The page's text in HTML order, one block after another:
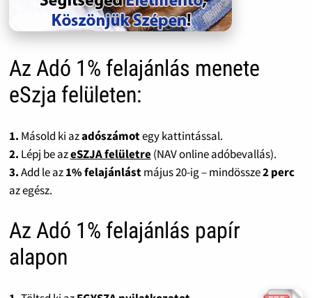
Az Adó 1% felajánlás menete
eSzja felületen:
1. Másold ki azadószámotegy kattintással.
2. Lépj be azeSZJA felületre(NAV online adóbevallás).
3.Add le az1% felajánlástmájus 20-ig – mindössze2 perc
az egész.
Az Adó 1% felajánlás papír
alapon